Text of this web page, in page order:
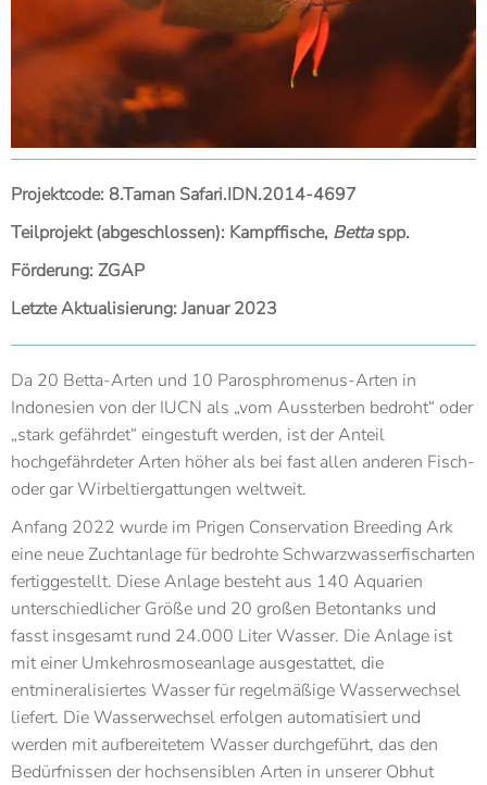
Projektcode: 8.Taman Safari.IDN.2014-4697
Teilprojekt (abgeschlossen): Kampffische, Bettaspp.
Förderung: ZGAP
Letzte Aktualisierung: Januar 2023
Da 20 Betta-Arten und 10 Parosphromenus-Arten in
Indonesien von der IUCN als „vom Aussterben bedroht“ oder
„stark gefährdet“ eingestuft werden, ist der Anteil
hochgefährdeter Arten höher als bei fast allen anderen Fisch-
oder gar Wirbeltiergattungen weltweit.
Anfang 2022 wurde im Prigen Conservation Breeding Ark
eine neue Zuchtanlage für bedrohte Schwarzwasserfischarten
fertiggestellt. Diese Anlage besteht aus 140 Aquarien
unterschiedlicher Größe und 20 großen Betontanks und
fasst insgesamt rund 24.000 Liter Wasser. Die Anlage ist
mit einer Umkehrosmoseanlage ausgestattet, die
entmineralisiertes Wasser für regelmäßige Wasserwechsel
liefert. Die Wasserwechsel erfolgen automatisiert und
werden mit aufbereitetem Wasser durchgeführt, das den
Bedürfnissen der hochsensiblen Arten in unserer Obhut